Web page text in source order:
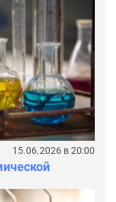
15.06.2026 в 20:00